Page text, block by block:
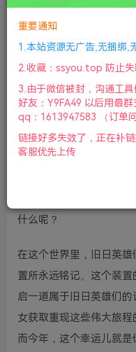
①下载安装教程 ②
版本介绍：
中文|远古野兽DLC|2022
游戏视频预览：点击查看
游戏介绍：
在一个最后的邪恶势力
满完成、最后一个宝箱
什么呢？
在这个世界里，旧日英
置所永远铭记。这个装
启一道属于旧日英雄们
女获取重现这些伟大旅程
而今年，这个幸运儿就
重要通知
1.本站资源无广告,无捆绑,
2.收藏：ssyou.top 防止失
3.由于微信被封，沟通工
好友：Y9FA49 以后用最
qq：1613947583 （订单
链接好多失效了，正在补
客服优先上传